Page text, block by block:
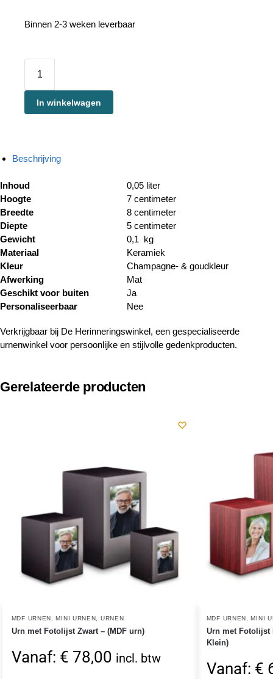
Binnen 2-3 weken leverbaar
In winkelwagen
Beschrijving
Inhoud
0,05 liter
Hoogte
7 centimeter
Breedte
8 centimeter
Diepte
5 centimeter
Gewicht
0,1 kg
Materiaal
Keramiek
Kleur
Champagne- & goudkleur
Afwerking
Mat
Geschikt voor buiten
Ja
Personaliseerbaar
Nee
Verkrijgbaar bij De Herinneringswinkel, een gespecialiseerde
urnenwinkel voor persoonlijke en stijlvolle gedenkproducten.
Gerelateerde producten
MDF URNEN , MINI URNEN, URNEN
Urn met Fotolijst Zwart – (MDF urn)
Vanaf: € 78,00 incl. btw
MDF URNEN , MINI
Urn met Fotolijst
Klein)
Vanaf: €